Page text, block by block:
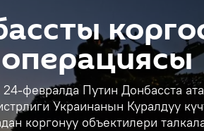
февралда Путин Донбасста
Украинанын Куралдуу
коргонуу объектилери